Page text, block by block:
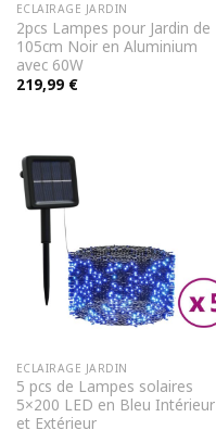
ECLAIRAGE JARDIN
2pcs Lampes pour Jardin de
105cm Noir en Aluminium
avec 60W
219,99 €
ECLAIRAGE JARDIN
5 pcs de Lampes solaires
5×200 LED en Bleu Intérieur
et Extérieur